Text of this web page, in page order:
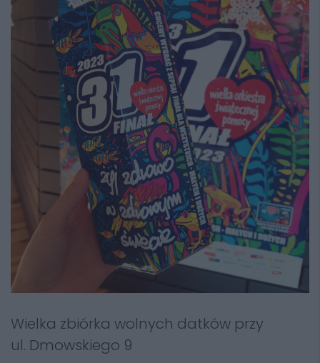
Wielka zbiórka wolnych datków przy
ul. Dmowskiego 9